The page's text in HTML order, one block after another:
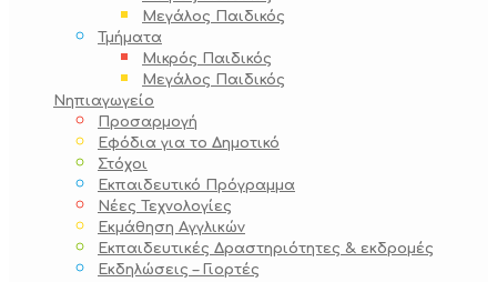
Μεγάλος Παιδικός
Τμήματα
Μικρός Παιδικός
Μεγάλος Παιδικός
Νηπιαγωγείο
Προσαρμογή
Εφόδια για το Δημοτικό
Στόχοι
Εκπαιδευτικό Πρόγραμμα
Νέες Τεχνολογίες
Εκμάθηση Αγγλικών
Εκπαιδευτικές Δραστηριότητες & εκδρομές
Εκδηλώσεις – Γιορτές